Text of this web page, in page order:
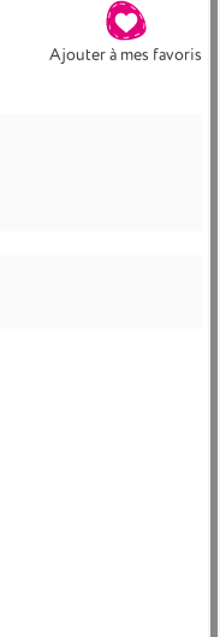
Ajouter à mes favoris